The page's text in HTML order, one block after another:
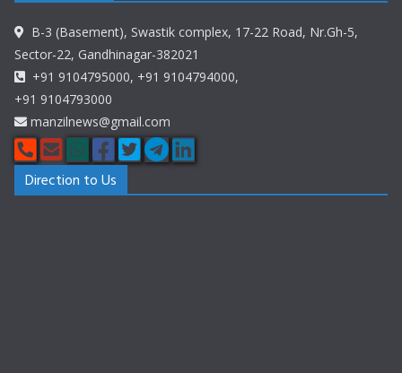
B-3 (Basement), Swastik complex, 17-22 Road, Nr.Gh-5,
Sector-22, Gandhinagar-382021
+91 9104795000, +91 9104794000,
+91 9104793000
manzilnews@gmail.com
Direction to Us